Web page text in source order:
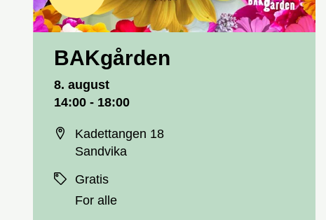
BAKgården
8. august
14:00 - 18:00
Kadettangen 18
Sandvika
Gratis
For alle